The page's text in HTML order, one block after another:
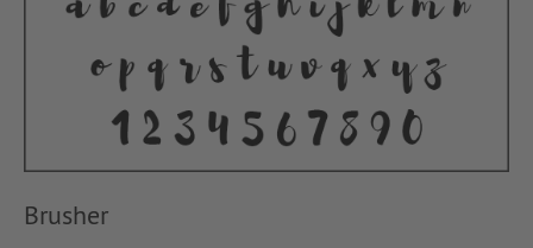
Brusher